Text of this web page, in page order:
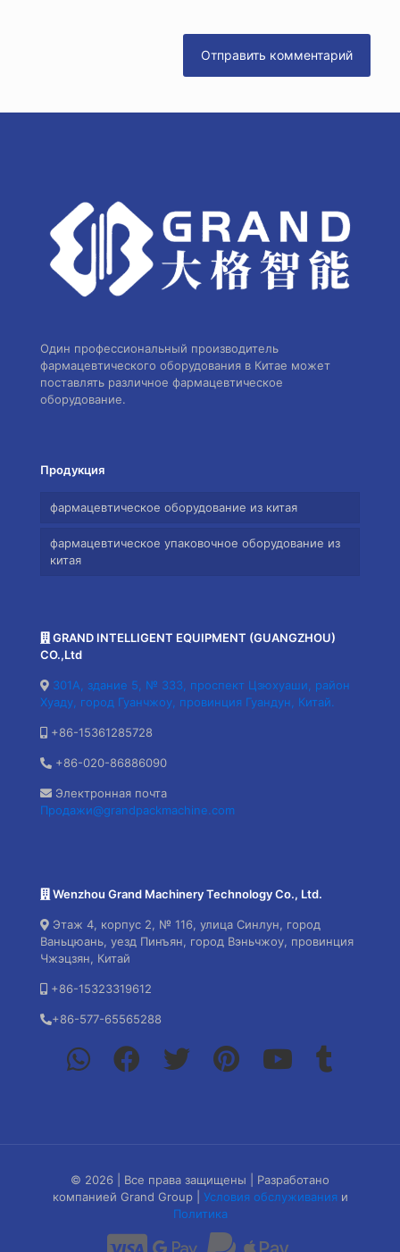
Один профессиональный производитель
фармацевтического оборудования в Китае может
поставлять различное фармацевтическое
оборудование.
Продукция
фармацевтическое оборудование из китая
фармацевтическое упаковочное оборудование из
китая
GRAND INTELLIGENT EQUIPMENT (GUANGZHOU)
CO.,Ltd
301A, здание 5, № 333, проспект Цзюхуаши, район
Хуаду, город Гуанчжоу, провинция Гуандун, Китай.
+86-15361285728
+86-020-86886090
Электронная почта
Продажи@grandpackmachine.com
Wenzhou Grand Machinery Technology Co., Ltd.
Этаж 4, корпус 2, № 116, улица Синлун, город
Ваньцюань, уезд Пинъян, город Вэньчжоу, провинция
Чжэцзян, Китай
+86-15323319612
+86-577-65565288
© 2026 | Все права защищены | Разработано
компанией Grand Group | Условия обслуживания и
Политика